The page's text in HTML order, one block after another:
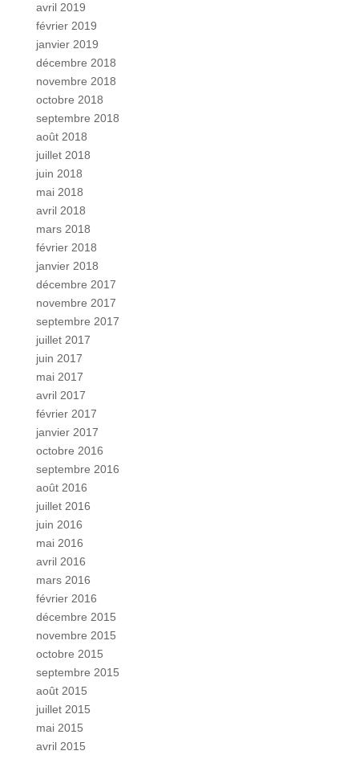
avril 2019
février 2019
janvier 2019
décembre 2018
novembre 2018
octobre 2018
septembre 2018
août 2018
juillet 2018
juin 2018
mai 2018
avril 2018
mars 2018
février 2018
janvier 2018
décembre 2017
novembre 2017
septembre 2017
juillet 2017
juin 2017
mai 2017
avril 2017
février 2017
janvier 2017
octobre 2016
septembre 2016
août 2016
juillet 2016
juin 2016
mai 2016
avril 2016
mars 2016
février 2016
décembre 2015
novembre 2015
octobre 2015
septembre 2015
août 2015
juillet 2015
mai 2015
avril 2015